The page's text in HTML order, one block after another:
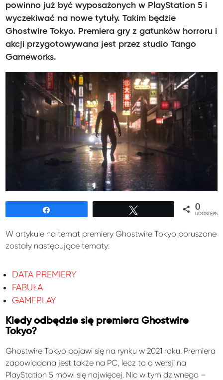
powinno już być wyposażonych w PlayStation 5 i
wyczekiwać na nowe tytuły. Takim będzie
Ghostwire Tokyo. Premiera gry z gatunków horroru i
akcji przygotowywana jest przez studio Tango
Gameworks.
0
W artykule na temat premiery Ghostwire Tokyo poruszone
zostały następujące tematy:
DATA PREMIERY
FABUŁA
GAMEPLAY
Kiedy odbędzie się premiera Ghostwire
Tokyo?
Ghostwire Tokyo pojawi się na rynku w 2021 roku. Premiera
zapowiadana jest także na PC, lecz to o wersji na
PlayStation 5 mówi się najwięcej. Nic w tym dziwnego –